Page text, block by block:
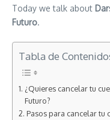
Today we talk about
Futuro.
Tabla de
¿Quieres cancelar tu
Futuro?
Pasos para cancelar tu